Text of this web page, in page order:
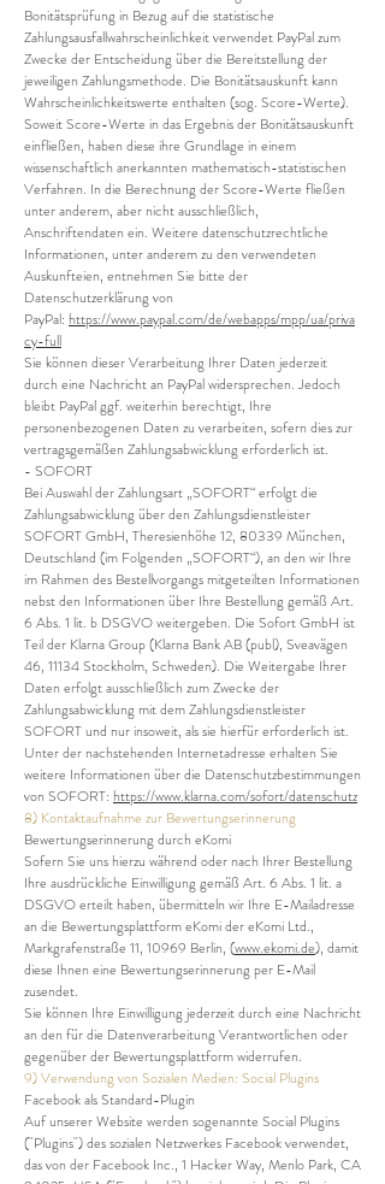
Bonitätsprüfung in Bezug auf die statistische
Zahlungsausfallwahrscheinlichkeit verwendet PayPal zum
Zwecke der Entscheidung über die Bereitstellung der
jeweiligen Zahlungsmethode. Die Bonitätsauskunft kann
Wahrscheinlichkeitswerte enthalten (sog. Score-Werte).
Soweit Score-Werte in das Ergebnis der Bonitätsauskunft
einfließen, haben diese ihre Grundlage in einem
wissenschaftlich anerkannten mathematisch-statistischen
Verfahren. In die Berechnung der Score-Werte fließen
unter anderem, aber nicht ausschließlich,
Anschriftendaten ein. Weitere datenschutzrechtliche
Informationen, unter anderem zu den verwendeten
Auskunfteien, entnehmen Sie bitte der
Datenschutzerklärung von
PayPal: https://www.paypal.com/de/webapps/mpp/ua/priva
cy-full
Sie können dieser Verarbeitung Ihrer Daten jederzeit
durch eine Nachricht an PayPal widersprechen. Jedoch
bleibt PayPal ggf. weiterhin berechtigt, Ihre
personenbezogenen Daten zu verarbeiten, sofern dies zur
vertragsgemäßen Zahlungsabwicklung erforderlich ist.
- SOFORT
Bei Auswahl der Zahlungsart „SOFORT“ erfolgt die
Zahlungsabwicklung über den Zahlungsdienstleister
SOFORT GmbH, Theresienhöhe 12, 80339 München,
Deutschland (im Folgenden „SOFORT“), an den wir Ihre
im Rahmen des Bestellvorgangs mitgeteilten Informationen
nebst den Informationen über Ihre Bestellung gemäß Art.
6 Abs. 1 lit. b DSGVO weitergeben. Die Sofort GmbH ist
Teil der Klarna Group (Klarna Bank AB (publ), Sveavägen
46, 11134 Stockholm, Schweden). Die Weitergabe Ihrer
Daten erfolgt ausschließlich zum Zwecke der
Zahlungsabwicklung mit dem Zahlungsdienstleister
SOFORT und nur insoweit, als sie hierfür erforderlich ist.
Unter der nachstehenden Internetadresse erhalten Sie
weitere Informationen über die Datenschutzbestimmungen
von SOFORT: https://www.klarna.com/sofort/datenschutz
8) Kontaktaufnahme zur Bewertungserinnerung
Bewertungserinnerung durch eKomi
Sofern Sie uns hierzu während oder nach Ihrer Bestellung
Ihre ausdrückliche Einwilligung gemäß Art. 6 Abs. 1 lit. a
DSGVO erteilt haben, übermitteln wir Ihre E-Mailadresse
an die Bewertungsplattform eKomi der eKomi Ltd.,
Markgrafenstraße 11, 10969 Berlin, (www.ekomi.de), damit
diese Ihnen eine Bewertungserinnerung per E-Mail
zusendet.
Sie können Ihre Einwilligung jederzeit durch eine Nachricht
an den für die Datenverarbeitung Verantwortlichen oder
gegenüber der Bewertungsplattform widerrufen.
9) Verwendung von Sozialen Medien: Social Plugins
Facebook als Standard-Plugin
Auf unserer Website werden sogenannte Social Plugins
("Plugins") des sozialen Netzwerkes Facebook verwendet,
das von der Facebook Inc., 1 Hacker Way, Menlo Park, CA